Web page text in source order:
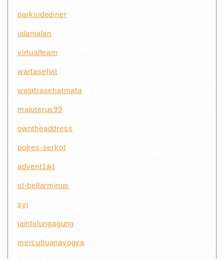
parksidediner
jalanjalan
virtualteam
wartasehat
walatrasehatmata
majuterus99
owntheaddress
polres-serkot
advent1jkt
st-bellarminus
syj
iaintulungagung
mercubuanayogya